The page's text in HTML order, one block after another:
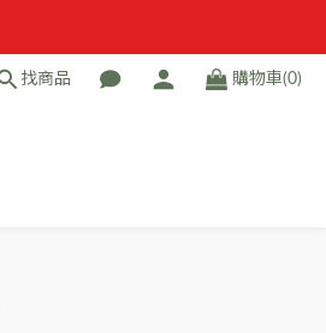
找商品 購物車(0)